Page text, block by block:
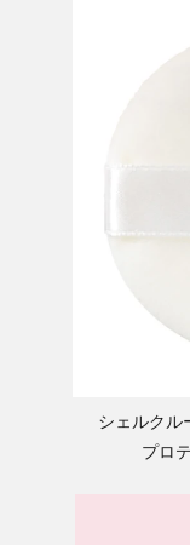
シェルクル
プロ